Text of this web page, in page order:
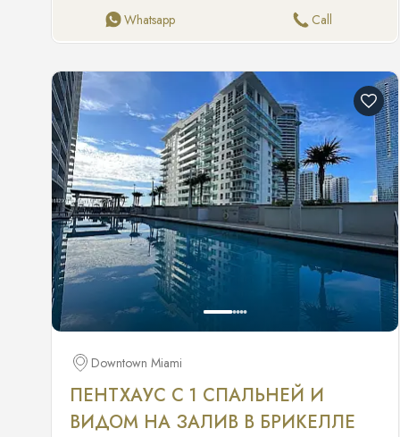
питомцев: $0Whatsapp Call
Downtown Miami
ПЕНТХАУС С 1 СПАЛЬНЕЙ И
ВИДОМ НА ЗАЛИВ В БРИКЕЛЛЕ